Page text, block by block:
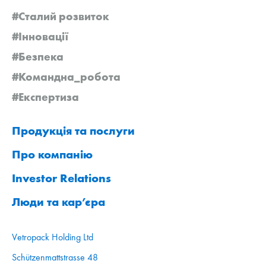
#Сталий розвиток
#Інновації
#Безпека
#Командна_робота
#Експертиза
Продукція та послуги
Про компанію
Investor Relations
Люди та кар’єра
Vetropack Holding Ltd
Schützenmattstrasse 48